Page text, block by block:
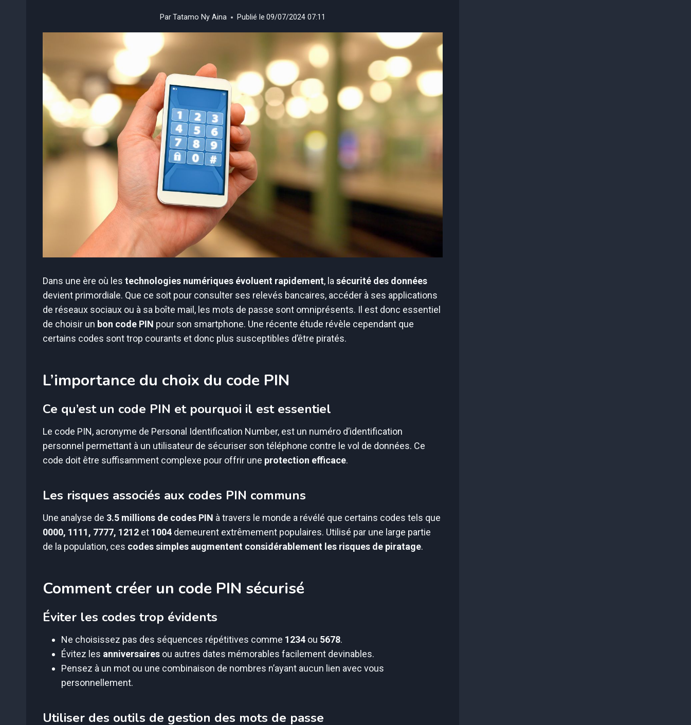
ParTatamo Ny Aina Publié le 09/07/2024 07:11
Dans une ère où les technologies numériques évoluent rapidement, la sécurité des données
devient primordiale. Que ce soit pour consulter ses relevés bancaires, accéder à ses applications
de réseaux sociaux ou à sa boîte mail, les mots de passe sont omniprésents. Il est donc essentiel
de choisir un bon code PIN pour son smartphone. Une récente étude révèle cependant que
certains codes sont trop courants et donc plus susceptibles d’être piratés.
L’importance du choix du code PIN
Ce qu’est un code PIN et pourquoi il est essentiel
Le code PIN, acronyme de Personal Identification Number, est un numéro d’identification
personnel permettant à un utilisateur de sécuriser son téléphone contre le vol de données. Ce
code doit être suffisamment complexe pour offrir une protection efficace.
Les risques associés aux codes PIN communs
Une analyse de 3.5 millions de codes PIN à travers le monde a révélé que certains codes tels que
0000, 1111, 7777, 1212 et 1004 demeurent extrêmement populaires. Utilisé par une large partie
de la population, ces codes simples augmentent considérablement les risques de piratage.
Comment créer un code PIN sécurisé
Éviter les codes trop évidents
Ne choisissez pas des séquences répétitives comme 1234 ou 5678.
Évitez les anniversaires ou autres dates mémorables facilement devinables.
Pensez à un mot ou une combinaison de nombres n’ayant aucun lien avec vous
personnellement.
Utiliser des outils de gestion des mots de passe